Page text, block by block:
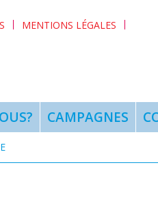
MENTIONS LÉGALES
CAMPAGNES